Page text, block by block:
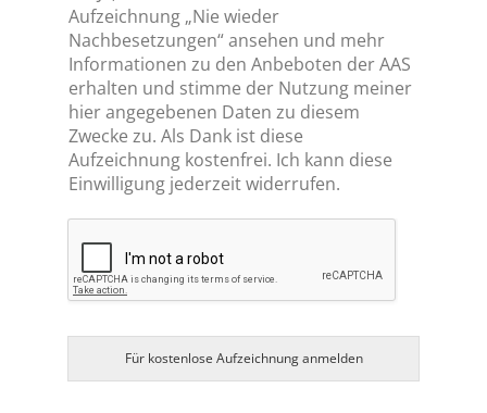
E
C
K
B
X
E
*
Aufzeichnung „Nie wieder
Nachbesetzungen“ ansehen und mehr
Informationen zu den Anbeboten der AAS
erhalten und stimme der Nutzung meiner
hier angegebenen Daten zu diesem
Zwecke zu. Als Dank ist diese
Aufzeichnung kostenfrei. Ich kann diese
Einwilligung jederzeit widerrufen.
Für kostenlose Aufzeichnung anmelden